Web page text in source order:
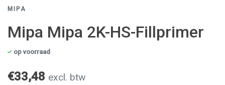
MIPA
Mipa Mipa 2K-HS-Fillprimer
op voorraad
€33,48 excl. btw